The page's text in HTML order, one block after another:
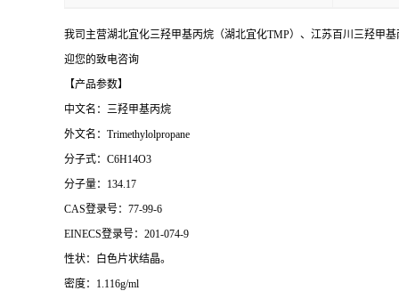
我司主营湖北宜化三羟甲基丙烷（湖北宜化TMP）、江苏百川三羟甲
迎您的致电咨询
【产品参数】
中文名：三羟甲基丙烷
外文名： Trimethylolpropane
分子式： C6H14O3
分子量： 134.17
CAS登录号：77-99-6
EINECS登录号：201-074-9
性状：白色片状结晶。
密度： 1.116g/ml